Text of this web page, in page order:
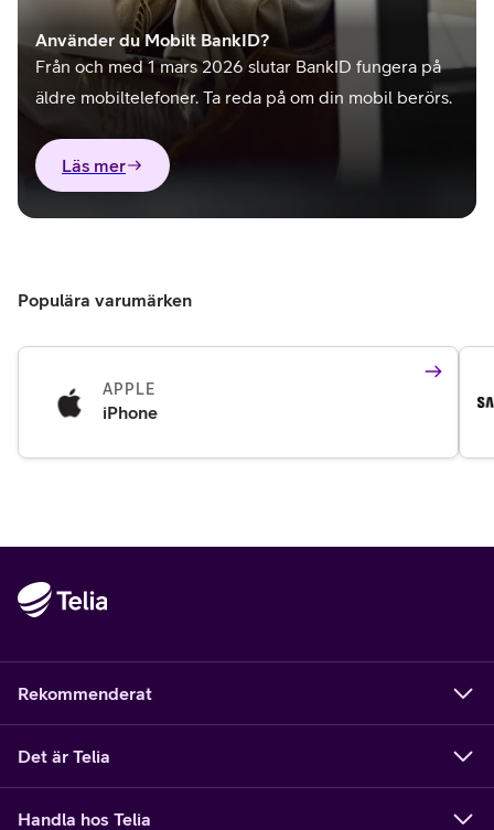
Använder du Mobilt BankID?
Från och med 1 mars 2026 slutar BankID fungera på
äldre mobiltelefoner. Ta reda på om din mobil berörs.
Läs mer
Populära varumärken
APPLE
iPhone
Rekommenderat
Det är Telia
Handla hos Telia